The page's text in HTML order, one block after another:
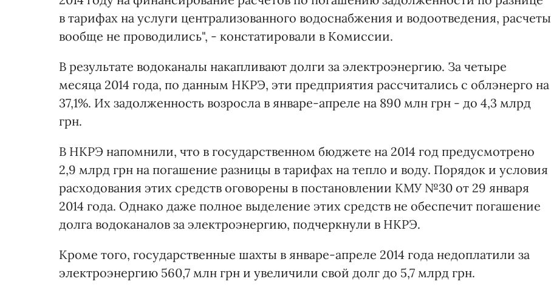
в тарифах на услуги централизованного водоснабжения и водоотведения, расчеты
вообще не проводились", - констатировали в Комиссии.
В результате водоканалы накапливают долги за электроэнергию. За четыре
месяца 2014 года, по данным НКРЭ, эти предприятия рассчитались с облэнерго на
37,1%. Их задолженность возросла в январе-апреле на 890 млн грн - до 4,3 млрд
грн.
В НКРЭ напомнили, что в государственном бюджете на 2014 год предусмотрено
2,9 млрд грн на погашение разницы в тарифах на тепло и воду. Порядок и условия
расходования этих средств оговорены в постановлении КМУ №30 от 29 января
2014 года. Однако даже полное выделение этих средств не обеспечит погашение
долга водоканалов за электроэнергию, подчеркнули в НКРЭ.
Кроме того, государственные шахты в январе-апреле 2014 года недоплатили за
электроэнергию 560,7 млн грн и увеличили свой долг до 5,7 млрд грн.